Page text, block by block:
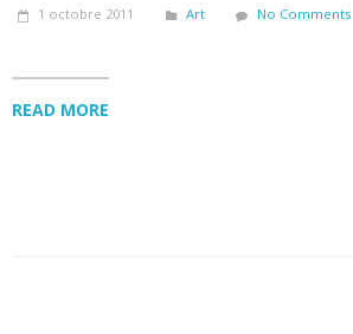
1 octobre 2011 Art No Comments
READ MORE